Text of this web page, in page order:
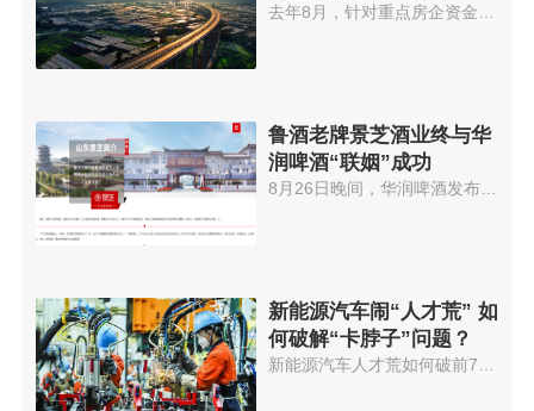
鲁酒老牌景芝酒业终与华
润啤酒“联姻”成功
8月26日晚间，华润啤酒发布公告...
新能源汽车闹“人才荒” 如
何破解“卡脖子”问题？